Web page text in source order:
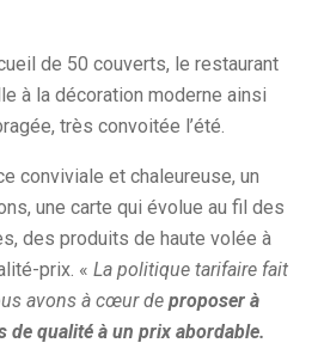
de 50 couverts, le restaurant
à la décoration moderne ainsi
très convoitée l’été.
conviviale et chaleureuse, un
une carte qui évolue au fil des
des produits de haute volée à
prix. « La politique tarifaire fait
avons à cœur de proposer à
de qualité à un prix abordable.